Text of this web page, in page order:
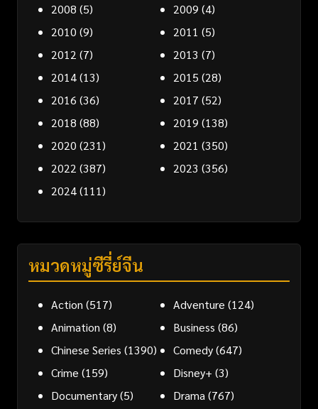
2008 (5) 2009 (4)
2010 (9) 2011 (5)
2012 (7) 2013 (7)
2014(13) 2015 (28)
2016 (36) 2017 (52)
2018 (88) 2019 (138)
2020 (231) 2021 (350)
2022 (387) 2023 (356)
2024(111)
หมวดหมู่ซีรี่ย์จีน
Action (517) Adventure (124)
Animation (8) Business (86)
Chinese Series (1390) Comedy(647)
Crime (159) Disney+ (3)
Documentary(5) Drama (767)